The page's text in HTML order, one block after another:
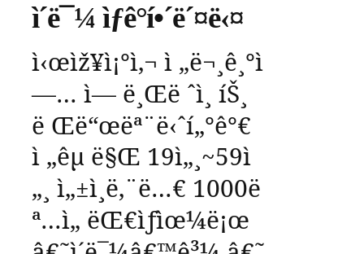
ì´ë¯¼ ìƒê°í•´ë´¤ë‹¤
ì‹œìž¥ì¡°ì‚¬ ì „ë¬¸ê¸°ì
—… ì— ë¸Œë ˆì¸ íŠ¸
ë Œë“œëª¨ë‹ˆí„°ê°€
ì „êµ­ ë§Œ 19ì„¸~59ì
„¸ ì„±ì¸ë‚¨ë…€ 1000ë
ª…ì„ ëŒ€ìƒìœ¼ë¡œ